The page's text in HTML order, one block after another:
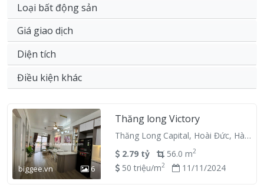
Loại bất động sản
Giá giao dịch
Diện tích
Điều kiện khác
biggee.vn 6
Thăng long Victory
Thăng Long Capital, Hoài Đức, Hà
Nội
2.79 tỷ 56.0 m2
50 triệu/m2 11/11/2024